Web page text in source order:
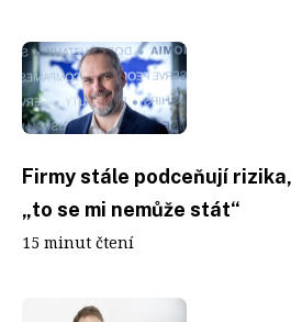
Firmy stále podceňují
„to se mi nemůže stát“
15 minut čtení